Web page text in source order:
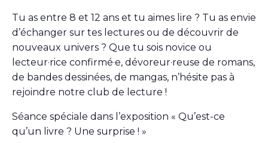
Tu as entre 8 et 12 ans et tu aimes lire ? Tu as envie
d’échanger sur tes lectures ou de découvrir de
nouveaux univers ? Que tu sois novice ou
lecteur·rice confirmé·e, dévoreur·reuse de romans,
de bandes dessinées, de mangas, n’hésite pas à
rejoindre notre club de lecture !
Séance spéciale dans l’exposition « Qu’est-ce
qu’un livre ? Une surprise ! »